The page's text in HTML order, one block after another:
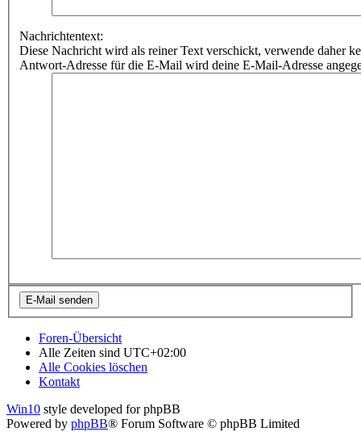
Nachrichtentext:
Diese Nachricht wird als reiner Text verschickt, verwende daher
Antwort-Adresse für die E-Mail wird deine E-Mail-Adresse
Foren-Übersicht
Alle Zeiten sind UTC+02:00
Alle Cookies löschen
Kontakt
Win10 style developed for phpBB
Powered by phpBB® Forum Software © phpBB Limited